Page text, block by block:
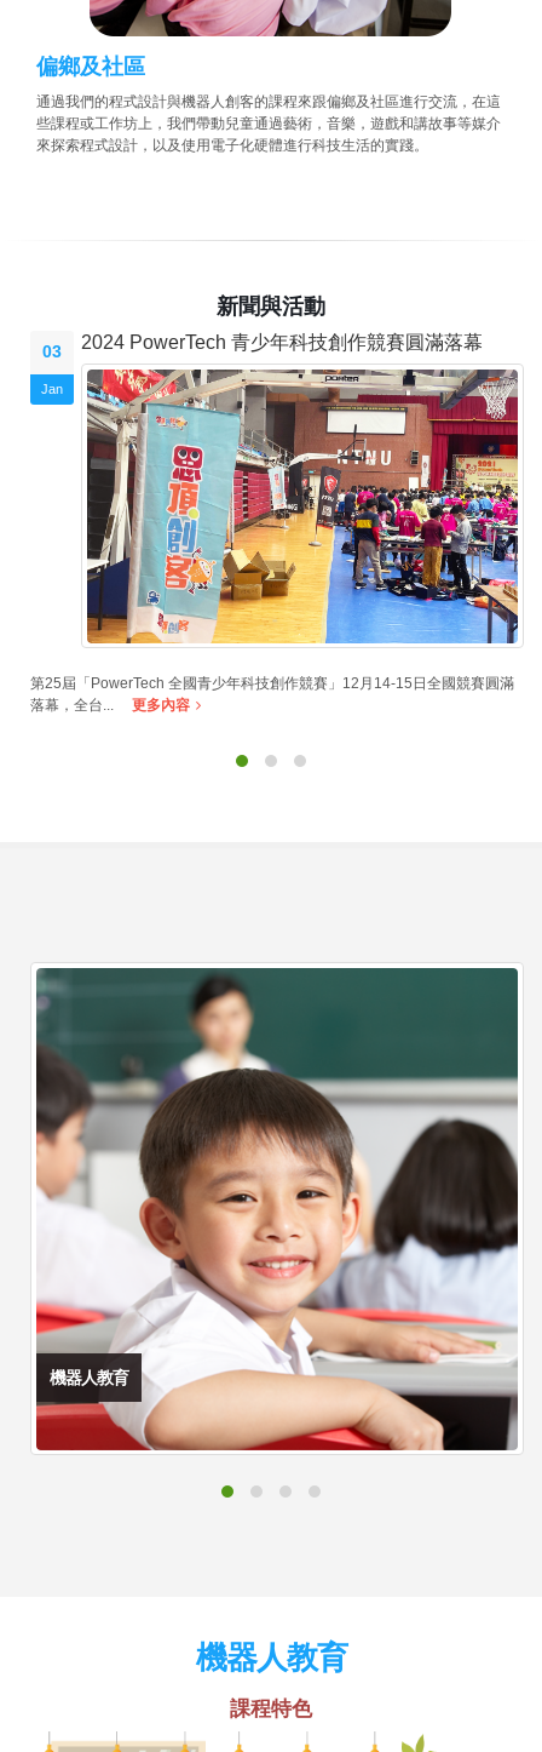
偏鄉及社區
通過我們的程式設計與機器人創客的課程來跟偏鄉及社區進行交流，在這
些課程或工作坊上，我們帶動兒童通過藝術，音樂，遊戲和講故事等媒介
來探索程式設計，以及使用電子化硬體進行科技生活的實踐。
新聞與活動
03
Jan
2024 PowerTech 青少年科技創作競賽圓滿落幕
第25屆「PowerTech 全國青少年科技創作競賽」12月14-15日全國競賽圓滿
落幕，全台...
更多內容
機器人教育
機器人教育
課程特色